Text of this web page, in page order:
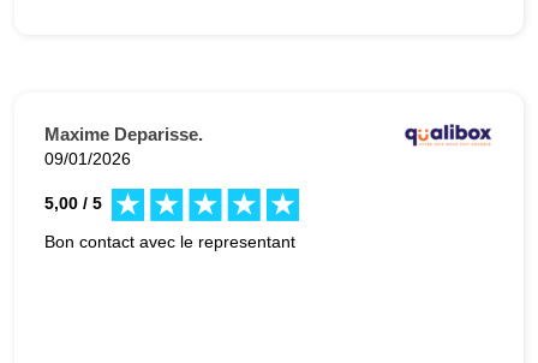
Maxime Deparisse.
09/01/2026
5,00 / 5
Bon contact avec le representant